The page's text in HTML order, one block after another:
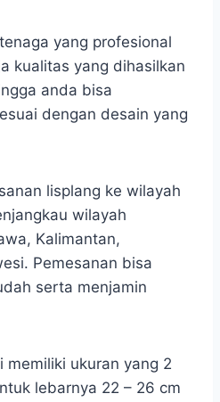
yang profesional
kualitas yang dihasilkan
anda bisa
dengan desain yang
lisplang ke wilayah
wilayah
Kalimantan,
Pemesanan bisa
serta menjamin
memiliki ukuran yang 2
lebarnya 22 – 26 cm